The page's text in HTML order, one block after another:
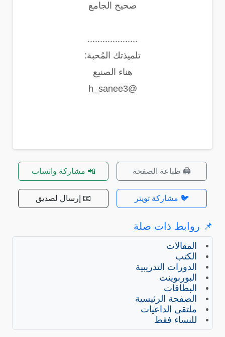
صحيح الجامع
....................
تلميذتك المُحبة:
هناء الصنيع
@h_sanee3
🖨️ طباعة الصفحة 📲 مشاركة واتساب
🐦 مشاركة تويتر 📧 إرسال لصديق
📌 روابط ذات صلة
المقالات
الكتب
الدورات التدريبية
البوربوينت
البطاقات
الصفحة الرئيسية
ملتقى الداعيات
للنساء فقط